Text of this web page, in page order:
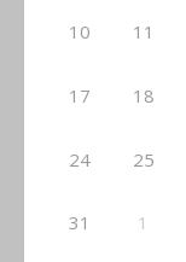
10 11
17 18
24 25
31 1